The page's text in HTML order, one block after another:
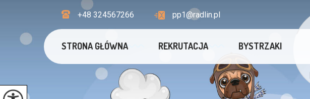
pp1@radlin.pl
+48 324567266
STRONA GŁÓWNA REKRUTACJA BYSTRZAKI